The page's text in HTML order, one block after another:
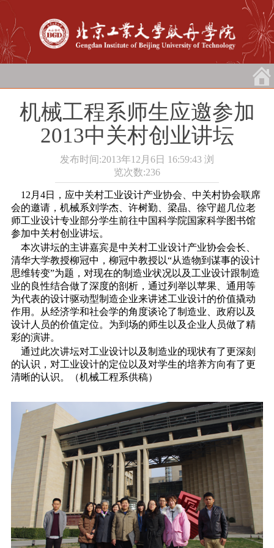
机械工程系师生应邀参加
2013中关村创业讲坛
发布时间:2013年12月6日 16:59:43 浏
览次数:236
12月4日，应中关村工业设计产业协会、中关村协会联席
会的邀请，机械系刘学杰、许树勤、梁晶、徐守超几位老
师工业设计专业部分学生前往中国科学院国家科学图书馆
参加中关村创业讲坛。
本次讲坛的主讲嘉宾是中关村工业设计产业协会会长、
清华大学教授柳冠中，柳冠中教授以“从造物到谋事的设计
思维转变”为题，对现在的制造业状况以及工业设计跟制造
业的良性结合做了深度的剖析，通过列举以苹果、通用等
为代表的设计驱动型制造企业来讲述工业设计的价值撬动
作用。从经济学和社会学的角度谈论了制造业、政府以及
设计人员的价值定位。为到场的师生以及企业人员做了精
彩的演讲。
通过此次讲坛对工业设计以及制造业的现状有了更深刻
的认识，对工业设计的定位以及对学生的培养方向有了更
清晰的认识。（机械工程系供稿）